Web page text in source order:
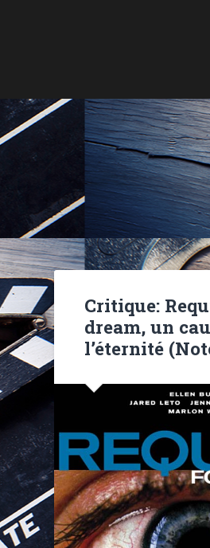
Critique:
dream, un
l’éternité